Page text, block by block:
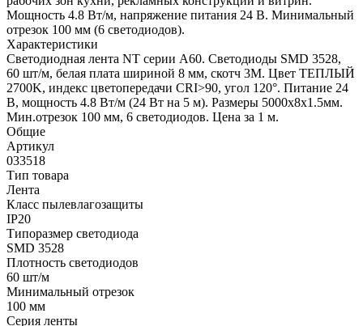
Мощность 4.8 Вт/м, напряжение питания 24 В. Минимальный
отрезок 100 мм (6 светодиодов).
Характеристики
Светодиодная лента NT серии A60. Светодиоды SMD 3528,
60 шт/м, белая плата шириной 8 мм, скотч 3M. Цвет ТЕПЛЫЙ
2700K, индекс цветопередачи CRI>90, угол 120°. Питание 24
В, мощность 4.8 Вт/м (24 Вт на 5 м). Размеры 5000х8x1.5мм.
Мин.отрезок 100 мм, 6 светодиодов. Цена за 1 м.
Общие
Артикул
033518
Тип товара
Лента
Класс пылевлагозащиты
IP20
Типоразмер светодиода
SMD 3528
Плотность светодиодов
60 шт/м
Минимальный отрезок
100 мм
Серия ленты